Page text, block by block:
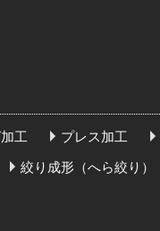
工 プレス加工
絞り成形（へら絞り）